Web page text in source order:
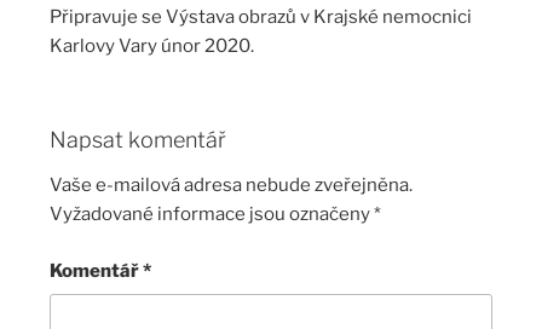
Připravuje se Výstava obrazů v Krajské nemocnici
Karlovy Vary únor 2020.
Napsat komentář
Vaše e-mailová adresa nebude zveřejněna.
Vyžadované informace jsou označeny*
Komentář*